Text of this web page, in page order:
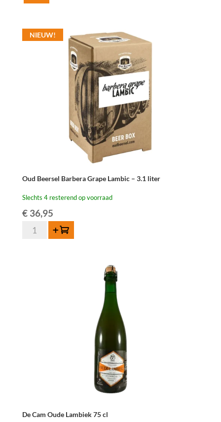
Rabarberlambiek
–
NIEUW!
Oud Beersel Barbera Grape Lambic – 3.1 liter
Slechts 4 resterend op voorraad
€36,95
Oud
Toevoegen
De Cam Oude Lambiek 75 cl